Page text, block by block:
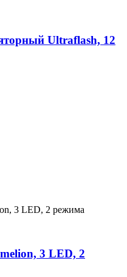
Ultraflash, 12
3 LED, 2